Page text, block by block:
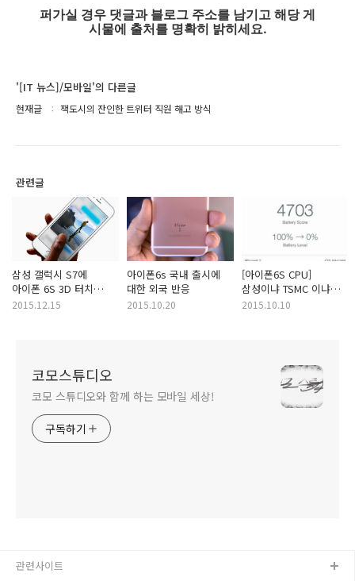
퍼가실 경우 댓글과 블로그 주소를 남기고 해당 게
시물에 출처를 명확히 밝히세요.
'[IT 뉴스]/모바일'의 다른글
현재글 잭도시의 잔인한 트위터 직원 해고 방식
관련글
삼성 갤럭시 S7에
아이폰 6S 3D 터치
기능 탑재한다?
2015.12.15
아이폰6s 국내 출시에
대한 외국 반응
2015.10.20
[아이폰6S CPU]
삼성이냐 TSMC 이냐에
따라 배터리 성능이
2015.10.10
코모스튜디오
코모 스튜디오와 함께 하는 모바일 세상!
구독하기
관련사이트